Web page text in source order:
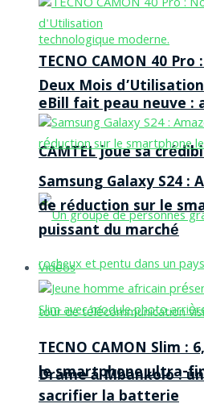
eBill fait peau neuve :
CAMTEL joue sa
Drame à Mbankolo :
TECNO CAMON 40
Deux Mois d’Utilisation
Samsung Galaxy S24 :
de réduction sur le
puissant du marché
Vidéos
TECNO CAMON Slim :
le smartphone ultra-
sacrifier la batterie